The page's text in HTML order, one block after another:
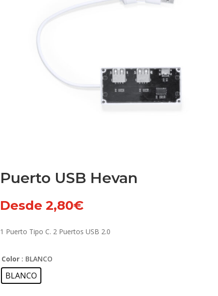
Puerto USB Hevan
Desde 2,80€
1 Puerto Tipo C. 2 Puertos USB 2.0
Color : BLANCO
BLANCO